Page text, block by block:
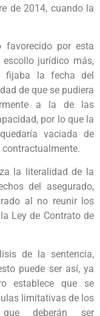
de 2014, cuando la
favorecido por esta
jurídico más,
fijaba la fecha del
de que se pudiera
a la de las
por lo que la
vaciada de
la literalidad de la
del asegurado,
al no reunir los
Ley de Contrato de
de la sentencia,
puede ser así, ya
establece que se
limitativas de los
deberán ser